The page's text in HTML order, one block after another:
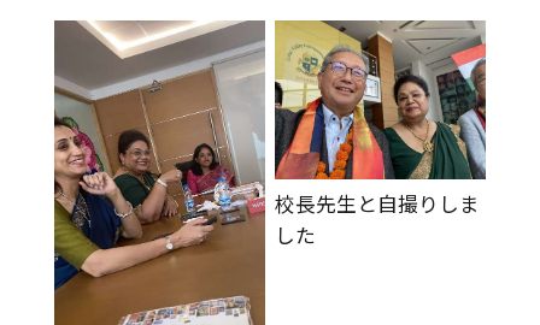
校長先生と自撮りしま
した